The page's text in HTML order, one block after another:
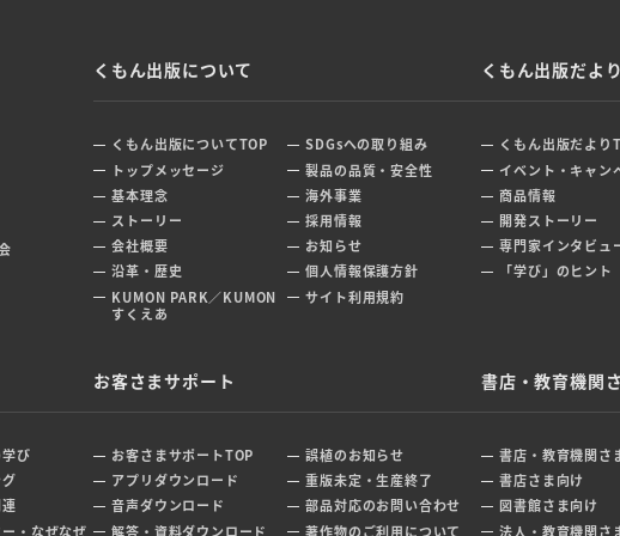
くもん出版について
くもん出版についてTOP
トップメッセージ
基本理念
ストーリー
会社概要
沿革・歴史
KUMON PARK／KUMON
すくえあ
SDGsへの取り組み
製品の品質・安全性
海外事業
採用情報
お知らせ
個人情報保護方針
サイト利用規約
くもん出版だより
くもん出版だより
イベント・キャン
商品情報
開発ストーリー
専門家インタビュ
「学び」のヒント
び
・なぜなぜ
お客さまサポート
お客さまサポートTOP
アプリダウンロード
音声ダウンロード
解答・資料ダウンロード
誤植のお知らせ
重版未定・生産終了
部品対応のお問い合わせ
著作物のご利用について
書店・教育機関
書店・教育機関さ
書店さま向け
図書館さま向け
法人・教育機関さ